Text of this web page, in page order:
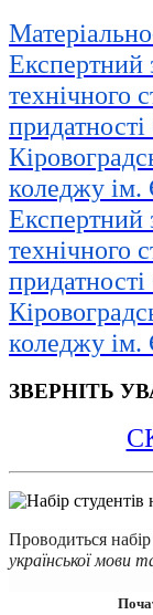
Експертний
технічного
придатності
коледжу
Експертний
технічного
придатності
коледжу
ЗВЕРНІТЬ
Проводиться
української мови